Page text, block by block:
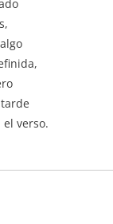
verso.